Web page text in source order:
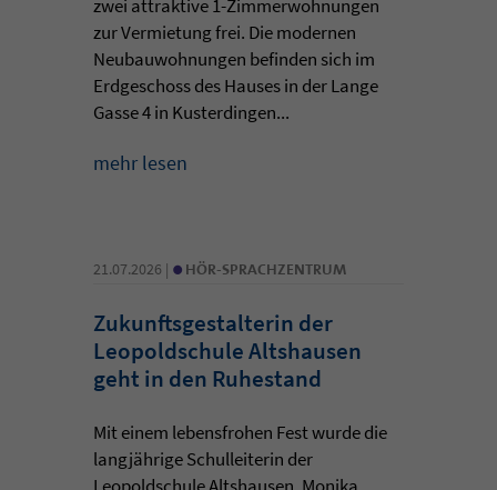
zwei attraktive 1-Zimmerwohnungen
zur Vermietung frei. Die modernen
Neubauwohnungen befinden sich im
Erdgeschoss des Hauses in der Lange
Gasse 4 in Kusterdingen...
mehr lesen
21.07.2026 | • HÖR-SPRACHZENTRUM
Zukunftsgestalterin der
Leopoldschule Altshausen
geht in den Ruhestand
Mit einem lebensfrohen Fest wurde die
langjährige Schulleiterin der
Leopoldschule Altshausen, Monika